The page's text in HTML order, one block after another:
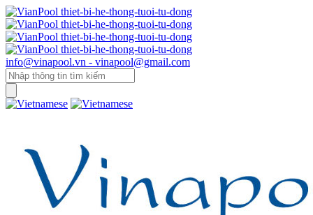
info@vinapool.vn - vinapool@gmail.com